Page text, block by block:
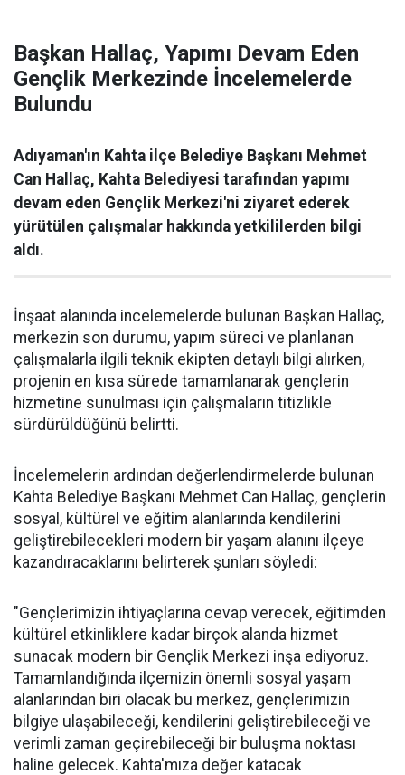
Başkan Hallaç, Yapımı Devam Eden
Gençlik Merkezinde İncelemelerde
Bulundu
Adıyaman'ın Kahta ilçe Belediye Başkanı Mehmet
Can Hallaç, Kahta Belediyesi tarafından yapımı
devam eden Gençlik Merkezi'ni ziyaret ederek
yürütülen çalışmalar hakkında yetkililerden bilgi
aldı.
İnşaat alanında incelemelerde bulunan Başkan Hallaç,
merkezin son durumu, yapım süreci ve planlanan
çalışmalarla ilgili teknik ekipten detaylı bilgi alırken,
projenin en kısa sürede tamamlanarak gençlerin
hizmetine sunulması için çalışmaların titizlikle
sürdürüldüğünü belirtti.
İncelemelerin ardından değerlendirmelerde bulunan
Kahta Belediye Başkanı Mehmet Can Hallaç, gençlerin
sosyal, kültürel ve eğitim alanlarında kendilerini
geliştirebilecekleri modern bir yaşam alanını ilçeye
kazandıracaklarını belirterek şunları söyledi:
"Gençlerimizin ihtiyaçlarına cevap verecek, eğitimden
kültürel etkinliklere kadar birçok alanda hizmet
sunacak modern bir Gençlik Merkezi inşa ediyoruz.
Tamamlandığında ilçemizin önemli sosyal yaşam
alanlarından biri olacak bu merkez, gençlerimizin
bilgiye ulaşabileceği, kendilerini geliştirebileceği ve
verimli zaman geçirebileceği bir buluşma noktası
haline gelecek. Kahta'mıza değer katacak